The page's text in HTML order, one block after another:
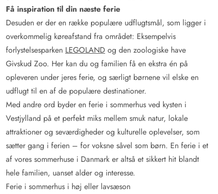
Få inspiration til din næste ferie
Desuden er der en række populære udflugtsmål, som ligger i
overkommelig køreafstand fra området: Eksempelvis
forlystelsesparken LEGOLAND og den zoologiske have
Givskud Zoo. Her kan du og familien få en ekstra én på
opleveren under jeres ferie, og særligt børnene vil elske en
udflugt til en af de populære destinationer.
Med andre ord byder en ferie i sommerhus ved kysten i
Vestjylland på et perfekt miks mellem smuk natur, lokale
attraktioner og seværdigheder og kulturelle oplevelser, som
sætter gang i ferien – for voksne såvel som børn. En ferie i et
af vores sommerhuse i Danmark er altså et sikkert hit blandt
hele familien, uanset alder og interesse.
Ferie i sommerhus i høj eller lavsæson